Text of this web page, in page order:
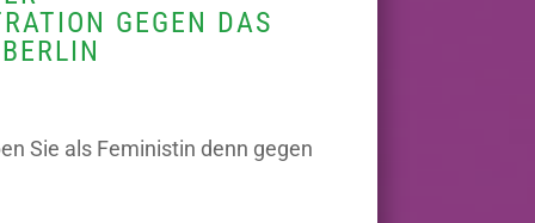
GEGEN DAS
Sie als Feministin denn gegen